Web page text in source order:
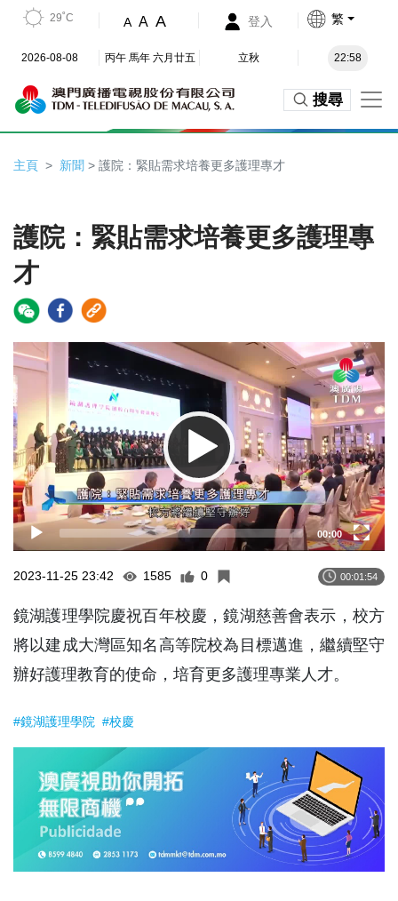
29˚C A A A 登入 繁
2026-08-08 丙午 馬年 六月廿五 立秋 22:58
搜尋
主頁 新聞 > 護院：緊貼需求培養更多護理專才
護院：緊貼需求培養更多護理專
才
Video
Player
00:00
2023-11-25 23:42 1585 0 00:01:54
鏡湖護理學院慶祝百年校慶，鏡湖慈善會表示，校方
將以建成大灣區知名高等院校為目標邁進，繼續堅守
辦好護理教育的使命，培育更多護理專業人才。
#鏡湖護理學院 #校慶